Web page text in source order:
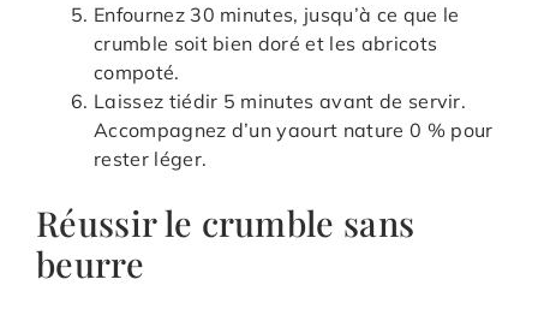
Enfournez 30 minutes, jusqu’à ce que le
crumble soit bien doré et les abricots
compoté.
Laissez tiédir 5 minutes avant de servir.
Accompagnez d’un yaourt nature 0 % pour
rester léger.
Réussir le crumble sans
beurre